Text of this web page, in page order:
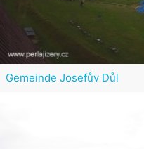
Gemeinde Josefův Důl